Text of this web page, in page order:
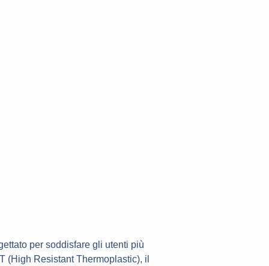
per soddisfare gli utenti più
(High Resistant Thermoplastic), il